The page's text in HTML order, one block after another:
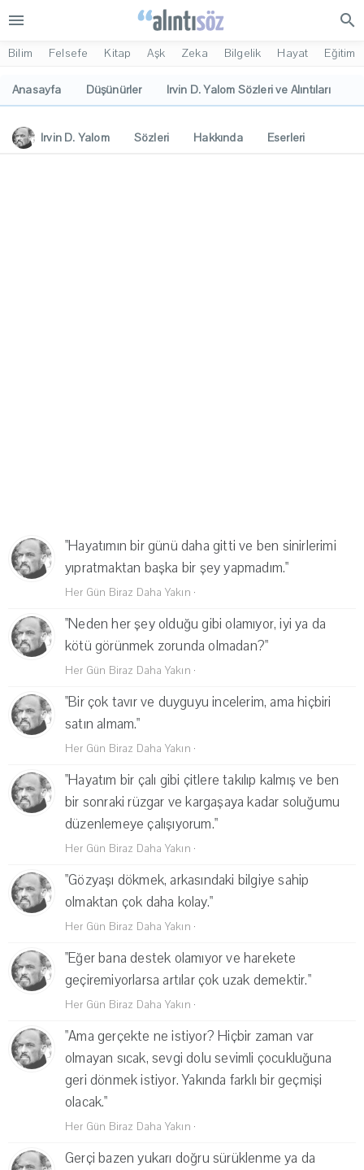
menu search
Bilim Felsefe Kitap Aşk Zeka Bilgelik Hayat Eğitim
Anasayfa Düşünürler Irvin D. Yalom Sözleri ve Alıntıları
Irvin D. Yalom Sözleri Hakkında
Eserleri
"Hayatımın bir günü daha gitti ve ben sinirlerimi
yıpratmaktan başka bir şey yapmadım."
Her Gün Biraz Daha Yakın ·
"Neden her şey olduğu gibi olamıyor, iyi ya da
kötü görünmek zorunda olmadan?"
Her Gün Biraz Daha Yakın ·
"Bir çok tavır ve duyguyu incelerim, ama hiçbiri
satın almam."
Her Gün Biraz Daha Yakın ·
"Hayatım bir çalı gibi çitlere takılıp kalmış ve ben
bir sonraki rüzgar ve kargaşaya kadar soluğumu
düzenlemeye çalışıyorum."
Her Gün Biraz Daha Yakın ·
"Gözyaşı dökmek, arkasındaki bilgiye sahip
olmaktan çok daha kolay."
Her Gün Biraz Daha Yakın ·
"Eğer bana destek olamıyor ve harekete
geçiremiyorlarsa artılar çok uzak demektir."
Her Gün Biraz Daha Yakın ·
"Ama gerçekte ne istiyor? Hiçbir zaman var
olmayan sıcak, sevgi dolu sevimli çocukluğuna
geri dönmek istiyor. Yakında farklı bir geçmişi
olacak."
Her Gün Biraz Daha Yakın ·
Gerçi bazen yukarı doğru sürüklenme ya da